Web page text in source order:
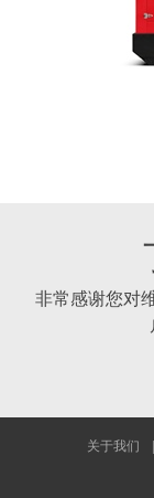
非常感谢您对
关于我们 |